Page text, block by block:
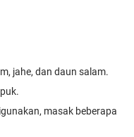
jahe, dan daun salam.
masak beberapa